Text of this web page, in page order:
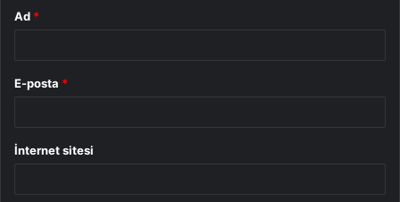
Ad *
E-posta *
İnternet sitesi